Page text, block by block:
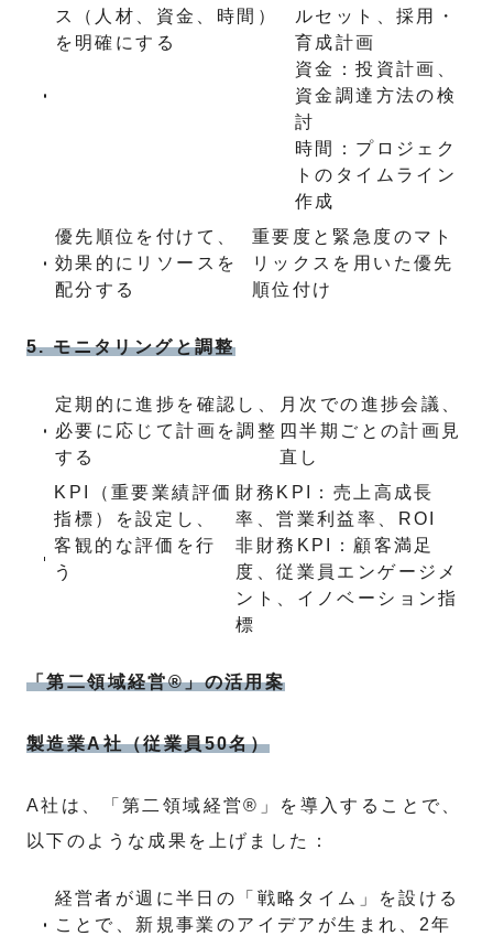
ス（人材、資金、時間）
を明確にする
ルセット、採用・
育成計画
資金：投資計画、
資金調達方法の検
討
時間：プロジェク
トのタイムライン
作成
優先順位を付けて、
効果的にリソースを
配分する
重要度と緊急度のマト
リックスを用いた優先
順位付け
5. モニタリングと調整
定期的に進捗を確認し、
必要に応じて計画を調整
する
月次での進捗会議、
四半期ごとの計画見
直し
KPI（重要業績評価
指標）を設定し、
客観的な評価を行
う
財務KPI：売上高成長
率、営業利益率、ROI
非財務KPI：顧客満足
度、従業員エンゲージメ
ント、イノベーション指
標
「第二領域経営®」の活用案
製造業A社（従業員50名）
A社は、「第二領域経営®」を導入することで、
以下のような成果を上げました：
経営者が週に半日の「戦略タイム」を設ける
ことで、新規事業のアイデアが生まれ、2年